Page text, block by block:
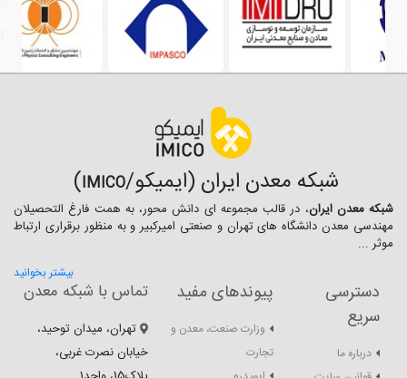
شبکه معدن ایران (ایمیکو/IMICO
)
شبکه معدن ایران، در قالب مجموعه ای دانش محور، به همت فارغ­ التحصیلان
مهندسی معدن دانشگاه ­های تهران و صنعتی امیرکبیر و به منظور برقراری ارتباط
موثر ...
بیشتر بخوانید
دسترسی
سریع
درباره ما
پیوندهای مفید
وزارت صنعت، معدن و
تجارت
تماس با شبکه معدن
تهران، میدان توحید،
خیابان نصرت غربی،